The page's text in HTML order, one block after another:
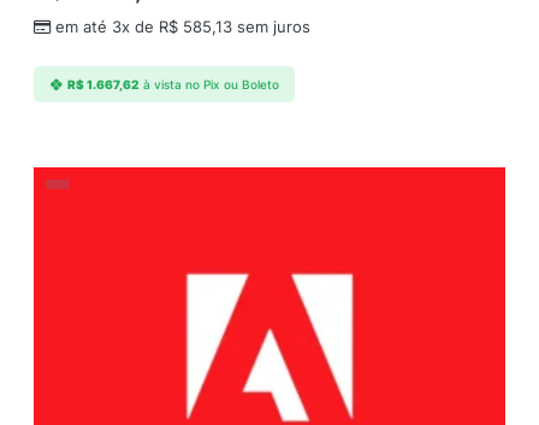
em até 3x de R$ 585,13 sem juros
R$1.667,62 à vista no Pix ou Boleto